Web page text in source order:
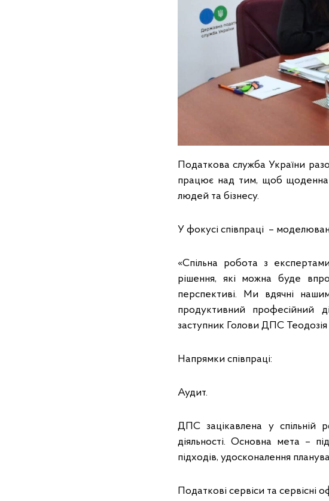
Податкова служба України
працює над тим, щоб щоденна
людей та бізнесу.
У фокусі співпраці –
«Спільна робота з
рішення, які можна буде
перспективі. Ми вдячні
продуктивний професійний
заступник Голови ДПС
Напрямки співпраці:
Аудит.
ДПС зацікавлена у спільній
діяльності. Основна мета –
підходів, удосконалення
Податкові сервіси та сервісні